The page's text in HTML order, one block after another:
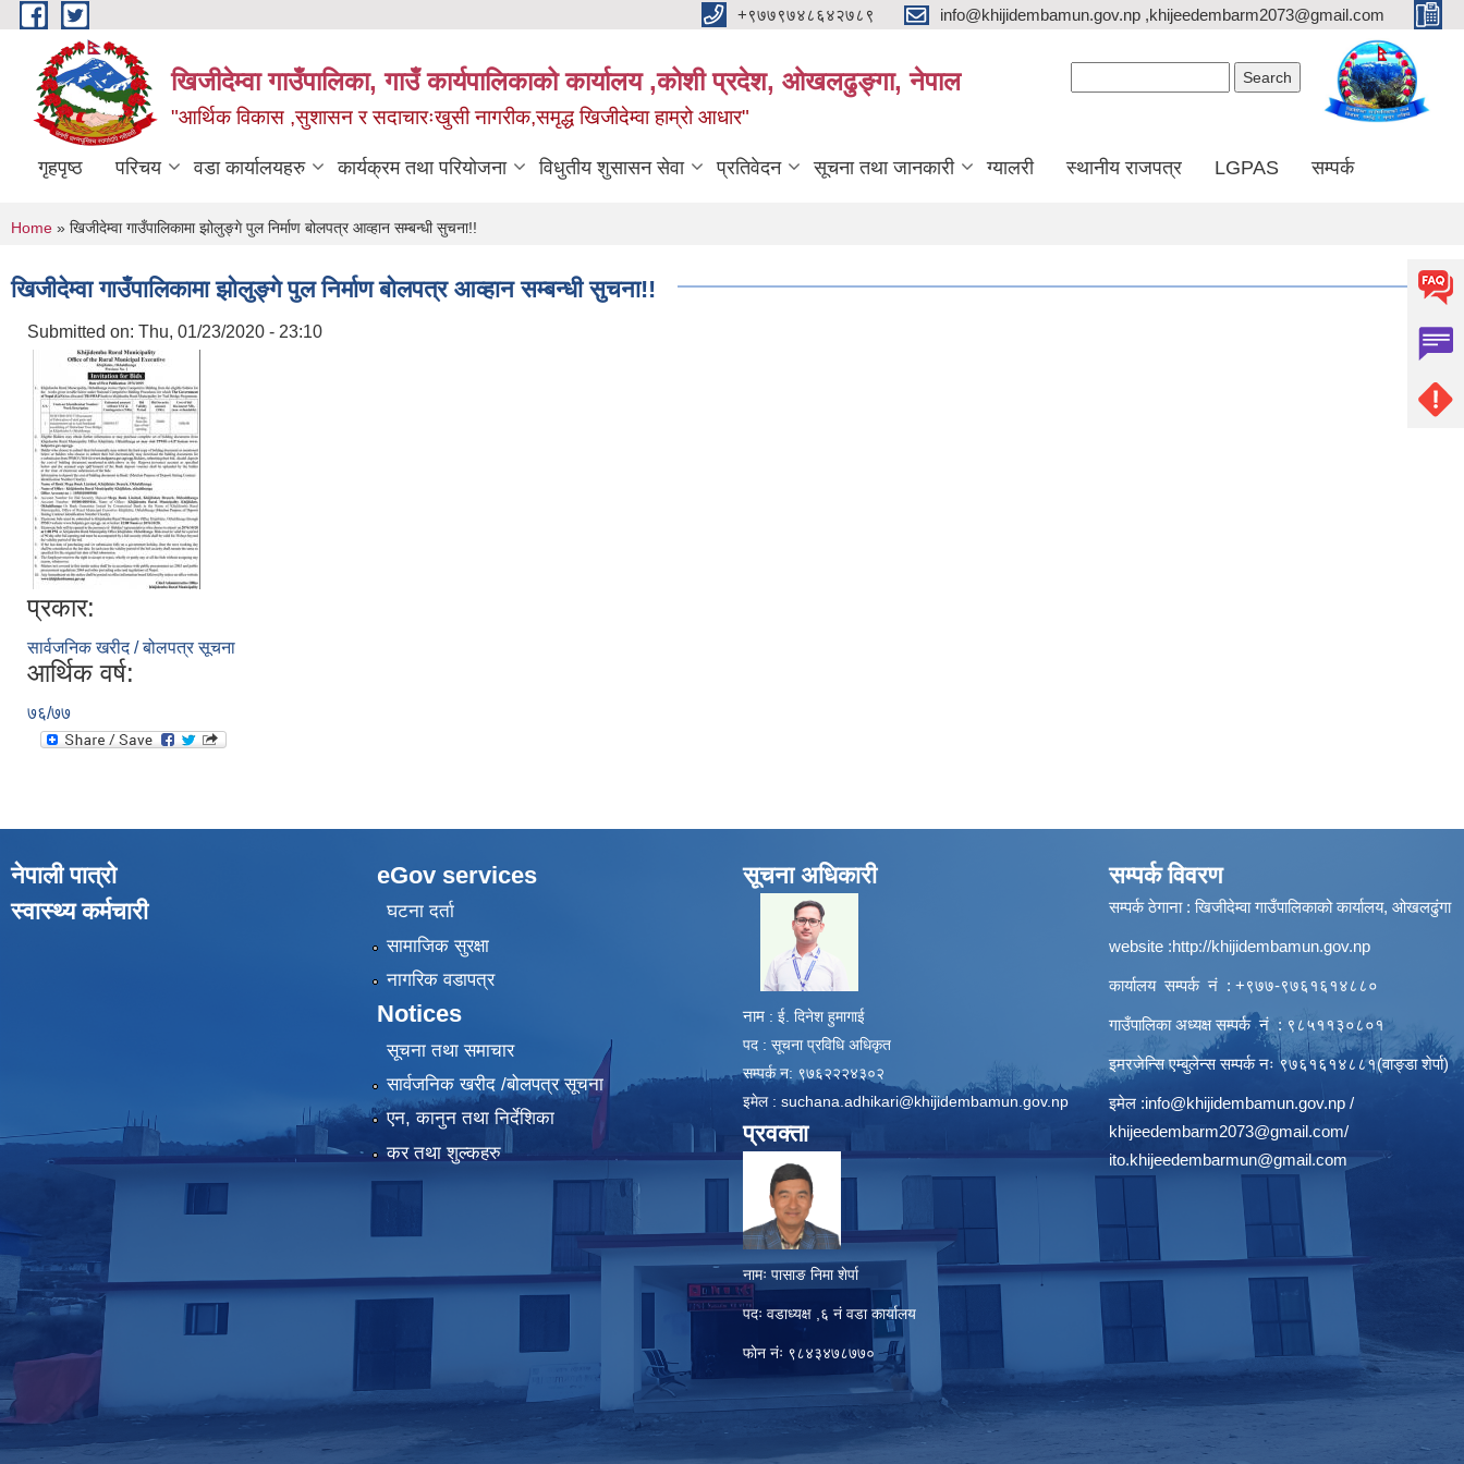
Skip to main content +९७७९७४८६४२७८९ info@khijidembamun.gov.np ,khijeedembarm2073@gmail.com
खिजीदेम्वा गाउँपालिका, गाउँ कार्यपालिकाको कार्यालय ,कोशी प्रदेश, ओखलढुङ्गा, नेपाल
"आर्थिक विकास ,सुशासन र सदाचारःखुसी नागरीक,समृद्ध खिजीदेम्वा हाम्रो आधार"
गृहपृष्ठ परिचय वडा कार्यालयहरु कार्यक्रम तथा परियोजना विधुतीय शुसासन सेवा प्रतिवेदन सूचना तथा जानकारी ग्यालरी स्थानीय राजपत्र LGPAS सम्पर्क
You are here
Home » खिजीदेम्वा गाउँपालिकामा झोलुङ्गे पुल निर्माण बोलपत्र आव्हान सम्बन्धी सुचना!!
खिजीदेम्वा गाउँपालिकामा झोलुङ्गे पुल निर्माण बोलपत्र आव्हान सम्बन्धी सुचना!!
Submitted on: Thu, 01/23/2020 - 23:10
प्रकार:
सार्वजनिक खरीद / बोलपत्र सूचना
आर्थिक वर्ष:
७६/७७
नेपाली पात्रो
स्वास्थ्य कर्मचारी
eGov services
घटना दर्ता
सामाजिक सुरक्षा
नागरिक वडापत्र
Notices
सूचना तथा समाचार
सार्वजनिक खरीद /बोलपत्र सूचना
एन, कानुन तथा निर्देशिका
कर तथा शुल्कहरु
सूचना अधिकारी
नाम : ई. दिनेश हुमागाई
पद : सूचना प्रविधि अधिकृत
सम्पर्क न: ९७६२२२४३०२
इमेल : suchana.adhikari@khijidembamun.gov.np
प्रवक्ता
नामः पासाङ निमा शेर्पा
पदः वडाध्यक्ष ,६ नं वडा कार्यालय
फाेन नंः ९८४३४७८७७०
सम्पर्क विवरण
सम्पर्क ठेगाना : खिजीदेम्वा गाउँपालिकाको कार्यालय, ओखलढुंगा
website :http://khijidembamun.gov.np
कार्यालय सम्पर्क नं : +९७७-९७६१६१४८८०
गाउँपालिका अध्यक्ष सम्पर्क नं : ९८५११३०८०१
इमरजेन्सि एम्बुलेन्स सम्पर्क न‌ः ९७६१६१४८८१(वाङ्डा शेर्पा)
इमेल :info@khijidembamun.gov.np /
khijeedembarm2073@gmail.com/
ito.khijeedembarmun@gmail.com